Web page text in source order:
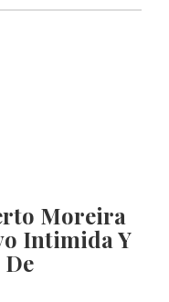
Moreira
Intimida Y